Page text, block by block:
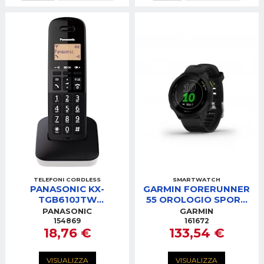
TELEFONI CORDLESS
PANASONIC KX-
TGB610JTW
CORDLESS BIANCO
PANASONIC
154869
18,76 €
VISUALIZZA
SMARTWATCH
GARMIN FORERUNNER
55 OROLOGIO SPORT
42MM NERO
GARMIN
161672
133,54 €
VISUALIZZA